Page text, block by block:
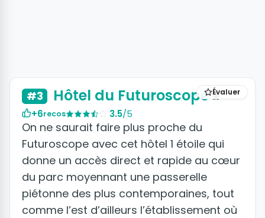
Évaluer
#3 Hôtel du Futuroscope
+6recos 3.5/5
On ne saurait faire plus proche du
Futuroscope avec cet hôtel 1 étoile qui
donne un accès direct et rapide au cœur
du parc moyennant une passerelle
piétonne des plus contemporaines, tout
comme l’est d’ailleurs l’établissement où